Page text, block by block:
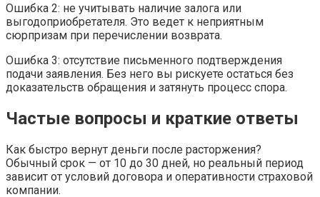
Ошибка 2: не учитывать наличие залога или
выгодоприобретателя. Это ведет к неприятным
сюрпризам при перечислении возврата.
Ошибка 3: отсутствие письменного подтверждения
подачи заявления. Без него вы рискуете остаться без
доказательств обращения и затянуть процесс спора.
Частые вопросы и краткие ответы
Как быстро вернут деньги после расторжения?
Обычный срок — от 10 до 30 дней, но реальный период
зависит от условий договора и оперативности страховой
компании.